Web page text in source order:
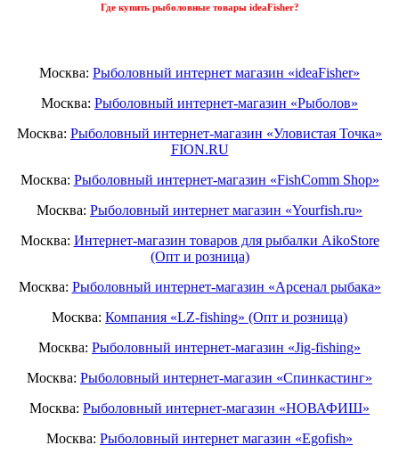
Где купить рыболовные товары ideaFisher?
Москва: Рыболовный интернет магазин «ideaFisher»
Москва: Рыболовный интернет-магазин «Рыболов»
Москва: Рыболовный интернет-магазин «Уловистая Точка»
FION.RU
Москва: Рыболовный интернет-магазин «FishComm Shop»
Москва: Рыболовный интернет магазин «Yourfish.ru»
Москва: Интернет-магазин товаров для рыбалки AikoStore
(Опт и розница)
Москва: Рыболовный интернет-магазин «Арсенал рыбака»
Москва: Компания «LZ-fishing» (Опт и розница)
Москва: Рыболовный интернет-магазин «Jig-fishing»
Москва: Рыболовный интернет-магазин «Спинкастинг»
Москва: Рыболовный интернет-магазин «НОВАФИШ»
Москва: Рыболовный интернет магазин «Egofish»